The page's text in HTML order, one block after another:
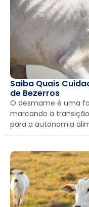
Saiba Quais
de Bezerros
O desmame é uma
marcando a
para a autonomia